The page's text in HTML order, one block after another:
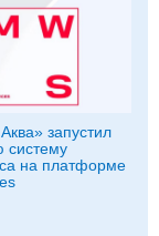
запустил
систему
на платформе